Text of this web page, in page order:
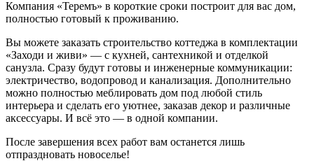
Компания «Теремъ» в короткие сроки построит для вас дом,
полностью готовый к проживанию.
Вы можете заказать строительство коттеджа в комплектации
«Заходи и живи» — с кухней, сантехникой и отделкой
санузла. Сразу будут готовы и инженерные коммуникации:
электричество, водопровод и канализация. Дополнительно
можно полностью меблировать дом под любой стиль
интерьера и сделать его уютнее, заказав декор и различные
аксессуары. И всё это — в одной компании.
После завершения всех работ вам останется лишь
отпраздновать новоселье!